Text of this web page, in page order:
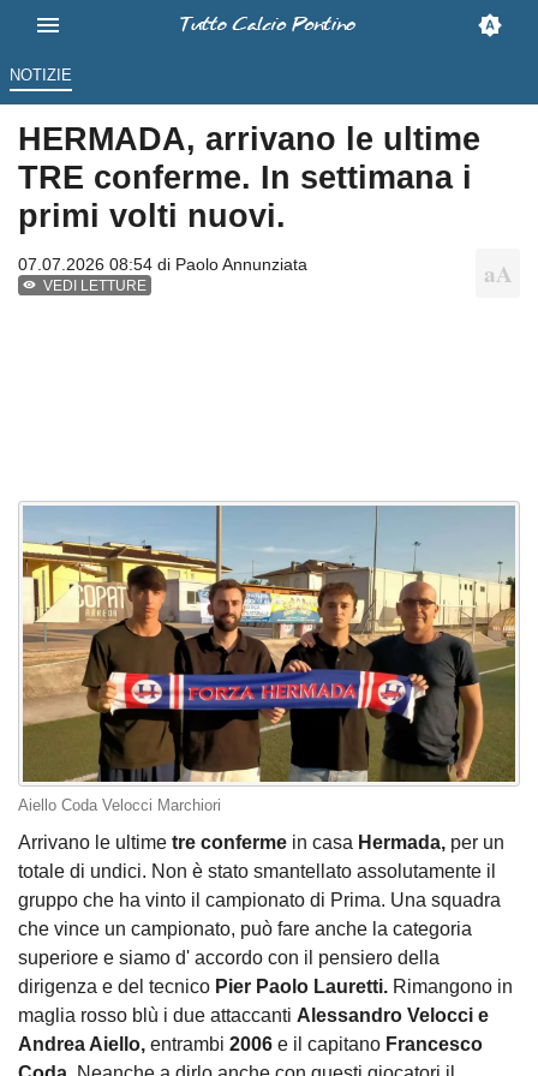
NOTIZIE
HERMADA, arrivano le ultime
TRE conferme. In settimana i
primi volti nuovi.
07.07.2026 08:54 di Paolo Annunziata
VEDI LETTURE
Aiello Coda Velocci Marchiori
Arrivano le ultime tre conferme in casa Hermada, per un
totale di undici. Non è stato smantellato assolutamente il
gruppo che ha vinto il campionato di Prima. Una squadra
che vince un campionato, può fare anche la categoria
superiore e siamo d' accordo con il pensiero della
dirigenza e del tecnico Pier Paolo Lauretti. Rimangono in
maglia rosso blù i due attaccanti Alessandro Velocci e
Andrea Aiello, entrambi 2006 e il capitano Francesco